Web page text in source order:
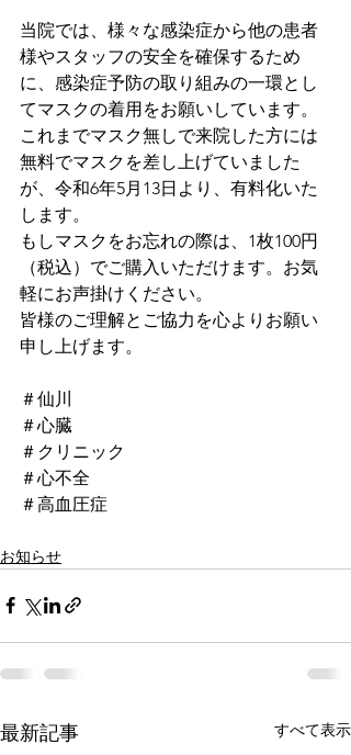
当院では、様々な感染症から他の患者
様やスタッフの安全を確保するため
に、感染症予防の取り組みの一環とし
てマスクの着用をお願いしています。
これまでマスク無しで来院した方には
無料でマスクを差し上げていました
が、令和6年5月13日より、有料化いた
します。
もしマスクをお忘れの際は、1枚100円
（税込）でご購入いただけます。お気
軽にお声掛けください。
皆様のご理解とご協力を心よりお願い
申し上げます。
＃仙川
＃心臓
＃クリニック
＃心不全
＃高血圧症
お知らせ
最新記事 すべて表示